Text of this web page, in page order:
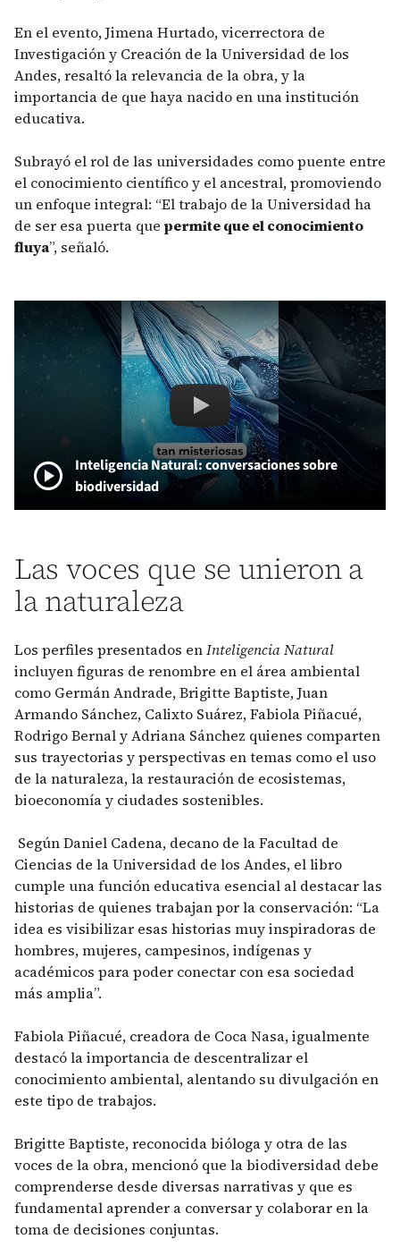
En el evento, Jimena Hurtado, vicerrectora de
Investigación y Creación de la Universidad de los
Andes, resaltó la relevancia de la obra, y la
importancia de que haya nacido en una institución
educativa.
Subrayó el rol de las universidades como puente entre
el conocimiento científico y el ancestral, promoviendo
un enfoque integral: “El trabajo de la Universidad ha
de ser esa puerta que permite que el conocimiento
fluya”, señaló.
Remote video URL
Inteligencia Natural:
play_circle
Inteligencia Natural: conversaciones sobre
biodiversidad
Las voces que se unieron a
la naturaleza
Los perfiles presentados enInteligencia Natural
incluyen figuras de renombre en el área ambiental
como Germán Andrade, Brigitte Baptiste, Juan
Armando Sánchez, Calixto Suárez, Fabiola Piñacué,
Rodrigo Bernal y Adriana Sánchez quienes comparten
sus trayectorias y perspectivas en temas como el uso
de la naturaleza, la restauración de ecosistemas,
bioeconomía y ciudades sostenibles.
Según Daniel Cadena, decano de la Facultad de
Ciencias de la Universidad de los Andes, el libro
cumple una función educativa esencial al destacar las
historias de quienes trabajan por la conservación: “La
idea es visibilizar esas historias muy inspiradoras de
hombres, mujeres, campesinos, indígenas y
académicos para poder conectar con esa sociedad
más amplia”.
Fabiola Piñacué, creadora de Coca Nasa, igualmente
destacó la importancia de descentralizar el
conocimiento ambiental, alentando su divulgación en
este tipo de trabajos.
Brigitte Baptiste, reconocida bióloga y otra de las
voces de la obra, mencionó que la biodiversidad debe
comprenderse desde diversas narrativas y que es
fundamental aprender a conversar y colaborar en la
toma de decisiones conjuntas.